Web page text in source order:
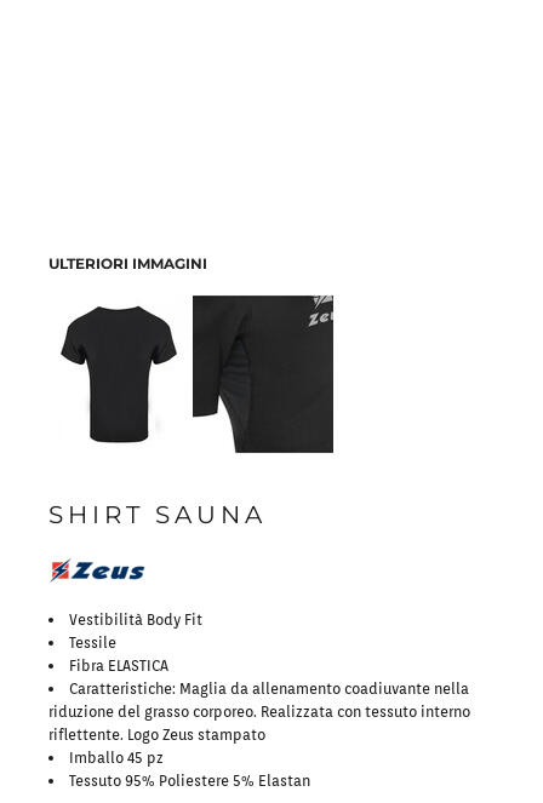
ULTERIORI IMMAGINI
SHIRT SAUNA
Vestibilità Body Fit
Tessile
Fibra ELASTICA
Caratteristiche: Maglia da allenamento coadiuvante nella
riduzione del grasso corporeo. Realizzata con tessuto interno
riflettente. Logo Zeus stampato
Imballo 45 pz
Tessuto 95% Poliestere 5% Elastan